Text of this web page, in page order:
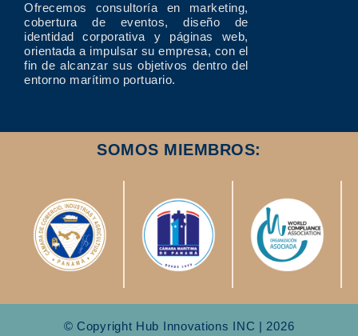
Ofrecemos consultoría en marketing,
cobertura de eventos, diseño de
identidad corporativa y páginas web,
orientada a impulsar su empresa, con el
fin de alcanzar sus objetivos dentro del
entorno marítimo portuario.
SOMOS MIEMBROS:
© Copyright Hub Innovations INC | 2026